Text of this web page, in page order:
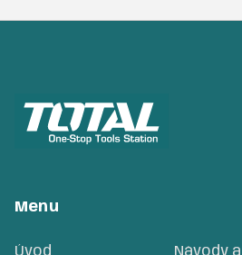
Menu
Úvod Návody